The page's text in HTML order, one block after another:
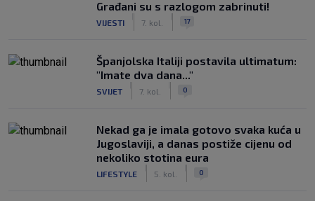
Građani su s razlogom zabrinuti!
VIJESTI 7. kol. 17
Španjolska Italiji postavila ultimatum:
"Imate dva dana..."
SVIJET 7. kol. 0
Nekad ga je imala gotovo svaka kuća u
Jugoslaviji, a danas postiže cijenu od
nekoliko stotina eura
LIFESTYLE 5. kol. 0